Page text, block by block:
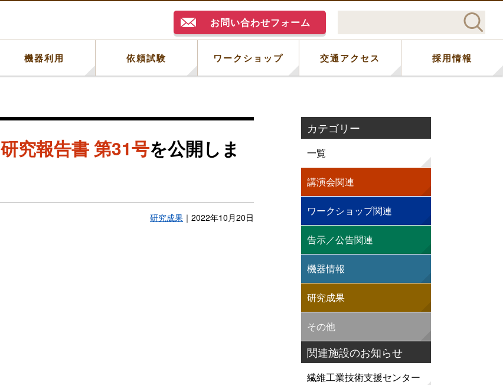
機器利用 依頼試験 ワークショップ 交通アクセス 採用情報
お問い合わせフォーム
研究報告書 第31号を公開しま
研究成果 ｜ 2022年10月20日
カテゴリー
一覧
講演会関連
ワークショップ関連
告示／公告関連
機器情報
研究成果
その他
関連施設のお知らせ
繊維工業技術支援センター